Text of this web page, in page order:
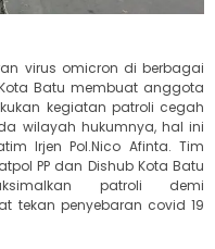
virus omicron di berbagai
Batu membuat anggota
kegiatan patroli cegah
wilayah hukumnya, hal ini
Irjen Pol.Nico Afinta. Tim
PP dan Dishub Kota Batu
patroli demi
tekan penyebaran covid 19